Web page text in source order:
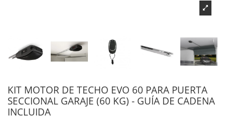
KIT MOTOR DE TECHO EVO 60 PARA PUERTA
SECCIONAL GARAJE (60 KG) - GUÍA DE CADENA
INCLUIDA